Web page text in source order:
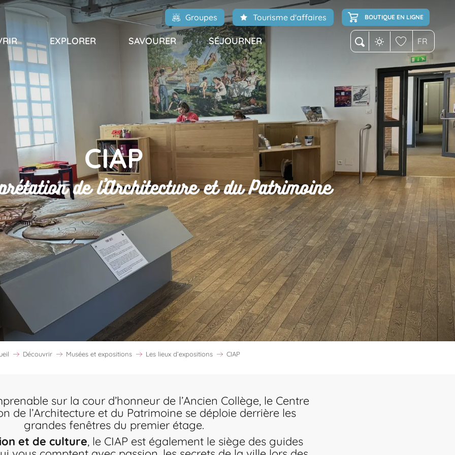
Voir les favoris
Recherche FR
Groupes Tourisme d'affaires BOUTIQUE EN LIGNE
EXPLORER SAVOURER SÉJOURNER
CIAP
de l'Architecture et du Patrimoine
Découvrir Musées et expositions Les lieux d’expositions CIAP
sur la cour d’honneur de l’Ancien Collège, le Centre
de l’Architecture et du Patrimoine se déploie derrière les
grandes fenêtres du premier étage.
et de culture, le CIAP est également le siège des guides